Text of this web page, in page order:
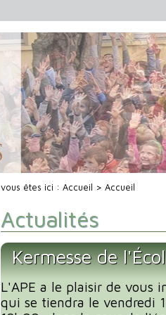
vous êtes ici : Accueil > Accueil
Actualités
Kermesse de
L'APE a le plaisir de vous
qui se tiendra le vendredi